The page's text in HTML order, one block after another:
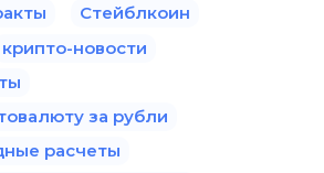
Стейблкоин
крипто-новости
за рубли
расчеты